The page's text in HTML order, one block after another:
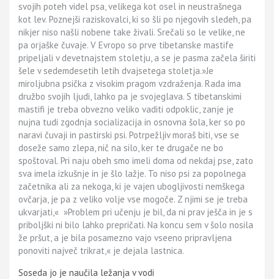
svojih poteh videl psa, velikega kot osel in neustrašnega
kot lev. Poznejši raziskovalci, ki so šli po njegovih sledeh, pa
nikjer niso našli nobene take živali. Srečali so le velike, ne
pa orjaške čuvaje. V Evropo so prve tibetanske mastife
pripeljali v devetnajstem stoletju, a se je pasma začela širiti
šele v sedemdesetih letih dvajsetega stoletja.»Je
miroljubna psička z visokim pragom vzdraženja. Rada ima
družbo svojih ljudi, lahko pa je svojeglava. S tibetanskimi
mastifi je treba obvezno veliko vaditi odpoklic, zanje je
nujna tudi zgodnja socializacija in osnovna šola, ker so po
naravi čuvaji in pastirski psi. Potrpežljiv moraš biti, vse se
doseže samo zlepa, nič na silo, ker te drugače ne bo
spoštoval. Pri naju obeh smo imeli doma od nekdaj pse, zato
sva imela izkušnje in je šlo lažje. To niso psi za popolnega
začetnika ali za nekoga, ki je vajen ubogljivosti nemškega
ovčarja, je pa z veliko volje vse mogoče. Z njimi se je treba
ukvarjati,« »Problem pri učenju je bil, da ni prav ješča in je s
priboljški ni bilo lahko prepričati. Na koncu sem v šolo nosila
že pršut, a je bila posamezno vajo vseeno pripravljena
ponoviti največ trikrat,« je dejala lastnica.
Soseda jo je naučila ležanja v vodi